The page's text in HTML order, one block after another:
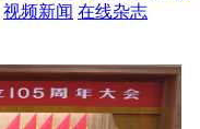
视频新闻 在线杂志